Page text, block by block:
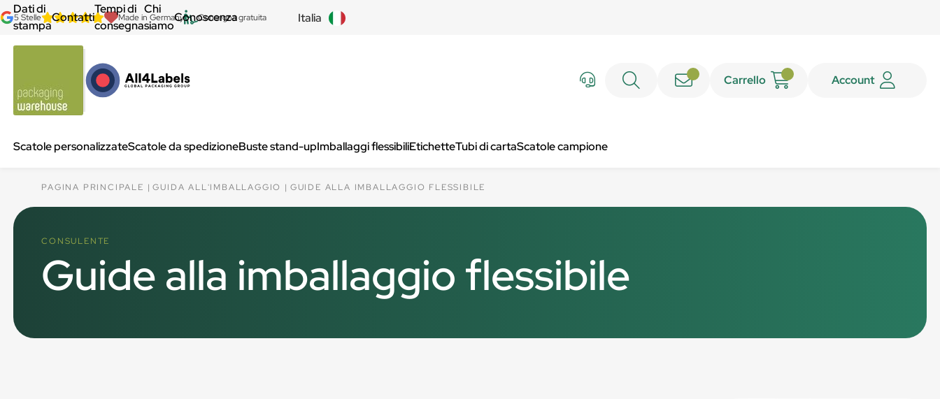
5 Stelle Made in Germany Consegna gratuita Italia
Carrello Account
Scatole personalizzateScatole da spedizioneBuste stand-upImballaggi flessibiliEtichetteTubi di cartaScatole campione
Dati di
stampa
Contatti
Tempi di
consegna
Chi
siamo
Conoscenza
PAGINA PRINCIPALE GUIDA ALL'IMBALLAGGIO GUIDE ALLA IMBALLAGGIO FLESSIBILE
CONSULENTE
Guide alla imballaggio flessibile